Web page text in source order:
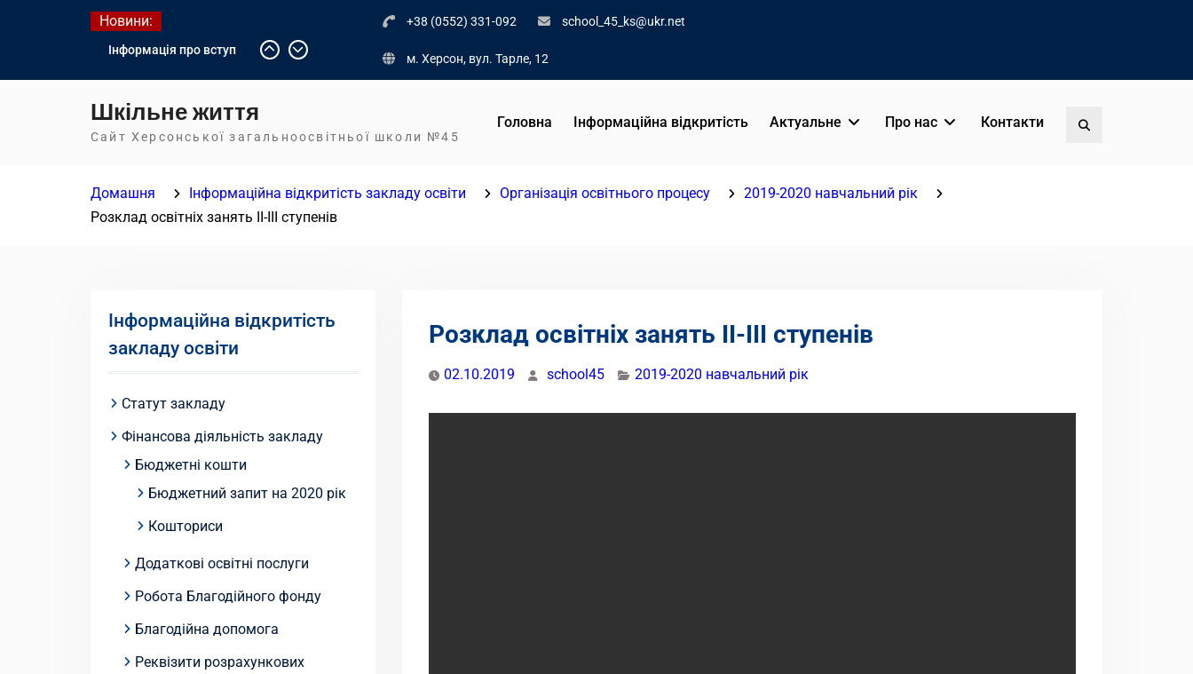
Новини:
Інформація про вступ
українських закладів
освіти
Діалог з бізнесом
+38 (0552) 331-092 school_45_ks@ukr.net
м. Херсон, вул. Тарле, 12
Шкільне життя
Сайт Херсонської загальноосвітньої школи №45
Головна Інформаційна відкритість Актуальне Про нас Контакти
Домашня Інформаційна відкритість закладу освіти Організація освітнього процесу
2019-2020 навчальний рік
Розклад освітніх занять ІІ-ІІІ ступенів
Розклад освітніх занять ІІ-ІІІ ступенів
02.10.2019 school45 2019-2020 навчальний рік
Інформаційна відкритість
закладу освіти
Статут закладу
Фінансова діяльність закладу
Бюджетні кошти
Бюджетний запит на 2020 рік
Кошториси
Додаткові освітні послуги
Робота Благодійного фонду
Благодійна допомога
Реквізити розрахункових